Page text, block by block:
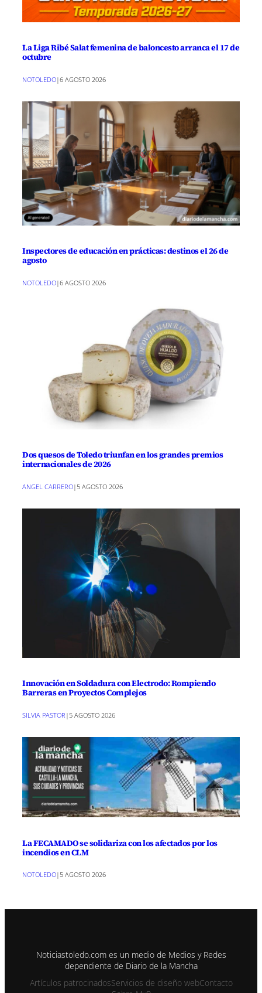
La Liga Ribé Salat femenina de baloncesto arranca el 17 de
octubre
NOTOLEDO|6 AGOSTO 2026
Inspectores de educación en prácticas: destinos el 26 de
agosto
NOTOLEDO|6 AGOSTO 2026
Dos quesos de Toledo triunfan en los grandes premios
internacionales de 2026
ANGEL CARRERO| 5 AGOSTO 2026
Innovación en Soldadura con Electrodo: Rompiendo
Barreras en Proyectos Complejos
SILVIA PASTOR |5 AGOSTO 2026
La FECAMADO se solidariza con los afectados por los
incendios en CLM
NOTOLEDO|5 AGOSTO 2026
Noticiastoledo.com es un medio de Medios y Redes
dependiente de Diario de la Mancha
Artículos patrocinadosServicios de diseño webContacto